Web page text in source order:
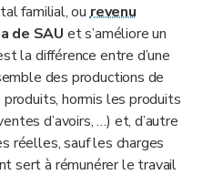
familial, ourevenu
de SAU et s’améliore un
la différence entre d’une
des productions de
hormis les produits
d’avoirs, …) et, d’autre
réelles, sauf les charges
sert à rémunérer le travail